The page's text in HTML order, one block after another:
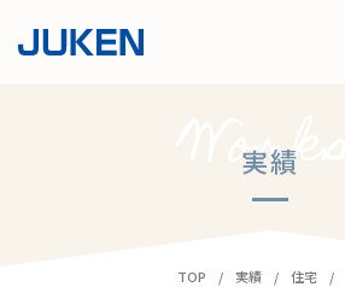
実績
TOP 実績 住宅